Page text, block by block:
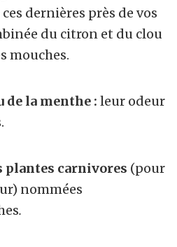
dernières près de vos
du citron et du clou
mouches.
de la menthe : leur odeur
plantes carnivores (pour
nommées
.